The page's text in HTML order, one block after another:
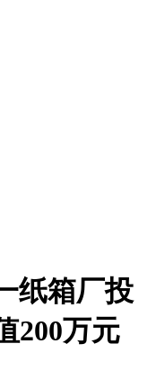
纸箱厂投
200万元